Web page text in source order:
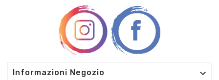
Informazioni Negozio 